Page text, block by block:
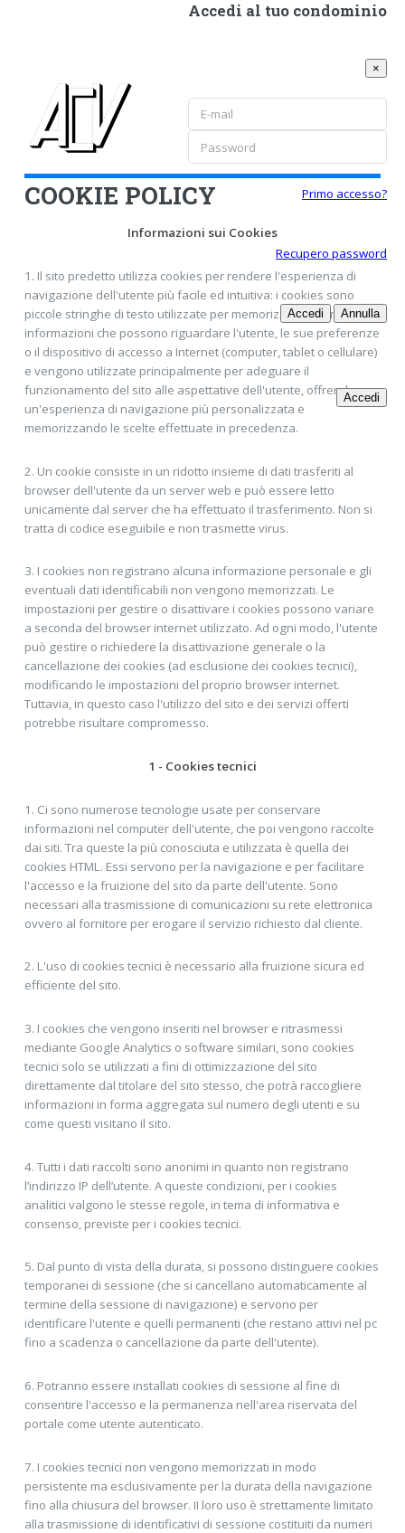
Accedi al tuo condominio
×
Primo accesso?
Recupero password
Accedi Annulla
Accedi
COOKIE POLICY
Informazioni sui Cookies
1. Il sito predetto utilizza cookies per rendere l'esperienza di
navigazione dell'utente più facile ed intuitiva: i cookies sono
piccole stringhe di testo utilizzate per memorizzare alcune
informazioni che possono riguardare l'utente, le sue preferenze
o il dispositivo di accesso a Internet (computer, tablet o cellulare)
e vengono utilizzate principalmente per adeguare il
funzionamento del sito alle aspettative dell'utente, offrendo
un'esperienza di navigazione più personalizzata e
memorizzando le scelte effettuate in precedenza.
2. Un cookie consiste in un ridotto insieme di dati trasferiti al
browser dell'utente da un server web e può essere letto
unicamente dal server che ha effettuato il trasferimento. Non si
tratta di codice eseguibile e non trasmette virus.
3. I cookies non registrano alcuna informazione personale e gli
eventuali dati identificabili non vengono memorizzati. Le
impostazioni per gestire o disattivare i cookies possono variare
a seconda del browser internet utilizzato. Ad ogni modo, l'utente
può gestire o richiedere la disattivazione generale o la
cancellazione dei cookies (ad esclusione dei cookies tecnici),
modificando le impostazioni del proprio browser internet.
Tuttavia, in questo caso l'utilizzo del sito e dei servizi offerti
potrebbe risultare compromesso.
1 - Cookies tecnici
1. Ci sono numerose tecnologie usate per conservare
informazioni nel computer dell'utente, che poi vengono raccolte
dai siti. Tra queste la più conosciuta e utilizzata è quella dei
cookies HTML. Essi servono per la navigazione e per facilitare
l'accesso e la fruizione del sito da parte dell'utente. Sono
necessari alla trasmissione di comunicazioni su rete elettronica
ovvero al fornitore per erogare il servizio richiesto dal cliente.
2. L'uso di cookies tecnici è necessario alla fruizione sicura ed
efficiente del sito.
3. I cookies che vengono inseriti nel browser e ritrasmessi
mediante Google Analytics o software similari, sono cookies
tecnici solo se utilizzati a fini di ottimizzazione del sito
direttamente dal titolare del sito stesso, che potrà raccogliere
informazioni in forma aggregata sul numero degli utenti e su
come questi visitano il sito.
4. Tutti i dati raccolti sono anonimi in quanto non registrano
l’indirizzo IP dell’utente. A queste condizioni, per i cookies
analitici valgono le stesse regole, in tema di informativa e
consenso, previste per i cookies tecnici.
5. Dal punto di vista della durata, si possono distinguere cookies
temporanei di sessione (che si cancellano automaticamente al
termine della sessione di navigazione) e servono per
identificare l'utente e quelli permanenti (che restano attivi nel pc
fino a scadenza o cancellazione da parte dell'utente).
6. Potranno essere installati cookies di sessione al fine di
consentire l'accesso e la permanenza nell'area riservata del
portale come utente autenticato.
7. I cookies tecnici non vengono memorizzati in modo
persistente ma esclusivamente per la durata della navigazione
fino alla chiusura del browser. II loro uso è strettamente limitato
alla trasmissione di identificativi di sessione costituiti da numeri